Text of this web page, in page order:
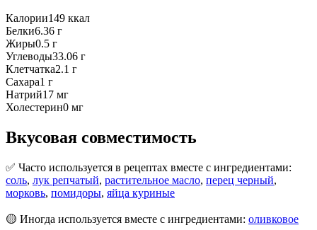
Калории149 ккал
Белки6.36 г
Жиры0.5 г
Углеводы33.06 г
Клетчатка2.1 г
Сахара1 г
Натрий17 мг
Холестерин0 мг
Вкусовая совместимость
✅ Часто используется в рецептах вместе с ингредиентами:
соль, лук репчатый, растительное масло, перец черный,
морковь, помидоры, яйца куриные
🟡 Иногда используется вместе с ингредиентами: оливковое